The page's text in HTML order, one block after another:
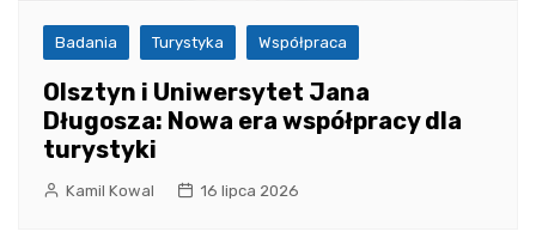
Badania Turystyka Współpraca
Olsztyn i Uniwersytet Jana
Długosza: Nowa era współpracy dla
turystyki
Kamil Kowal 16 lipca 2026